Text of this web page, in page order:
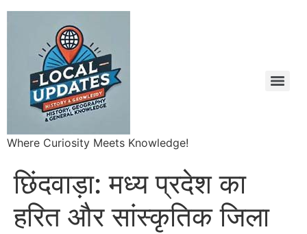
Where Curiosity Meets Knowledge!
छिंदवाड़ा: मध्य प्रदेश का
हरित और सांस्कृतिक जिला